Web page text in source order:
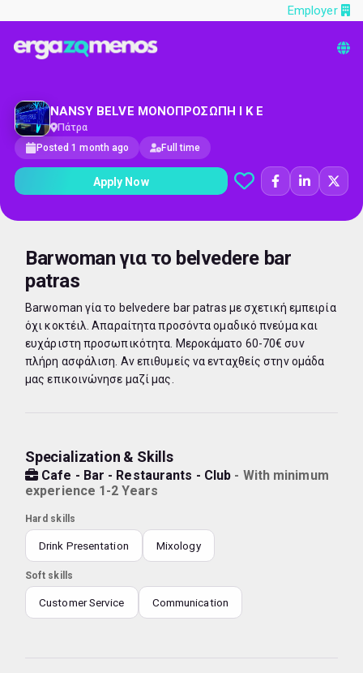
Employer
NANSY BELVE ΜΟΝΟΠΡΟΣΩΠΗ Ι Κ Ε
Πάτρα
Posted 1 month ago Full time
Apply Now
Barwoman για το belvedere bar
patras
Barwoman γία το belvedere bar patras με σχετική εμπειρία
όχι κοκτέιλ. Απαραίτητα προσόντα ομαδικό πνεύμα και
ευχάριστη προσωπικότητα. Μεροκάματο 60-70€ συν
πλήρη ασφάλιση. Αν επιθυμείς να ενταχθείς στην ομάδα
μας επικοινώνησε μαζί μας.
Specialization & Skills
Cafe - Bar - Restaurants - Club - With minimum
experience 1-2 Years
Hard skills
Drink Presentation Mixology
Soft skills
Customer Service Communication